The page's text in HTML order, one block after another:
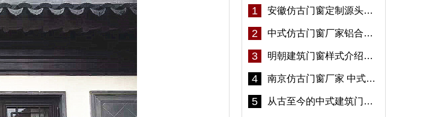
1 安徽仿古门窗定制源头厂家 好打理免维护-冠墅阳光
2 中式仿古门窗厂家铝合金仿古门窗定制 5年质保
3 明朝建筑门窗样式介绍——冠墅阳光
4 南京仿古门窗厂家 中式仿古门窗定制 节能防水
5 从古至今的中式建筑门窗到底有多美「冠墅阳光」